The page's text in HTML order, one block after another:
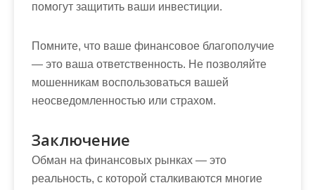
помогут защитить ваши инвестиции.
Помните, что ваше финансовое благополучие
— это ваша ответственность. Не позволяйте
мошенникам воспользоваться вашей
неосведомленностью или страхом.
Заключение
Обман на финансовых рынках — это
реальность, с которой сталкиваются многие